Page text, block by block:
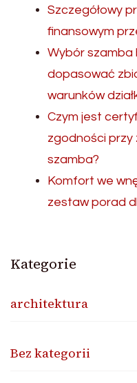
Szczegółowy
finansowym
Wybór szamba
dopasować
warunków
Czym jest
zgodności
szamba?
Komfort we
zestaw porad
Kategorie
architektura
Bez kategorii